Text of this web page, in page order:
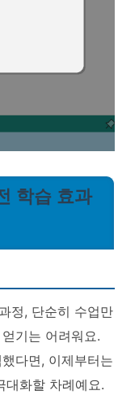
학습 효과
정, 단순히 수업만
기는 어려워요.
다면, 이제부터는
대화할 차례예요.